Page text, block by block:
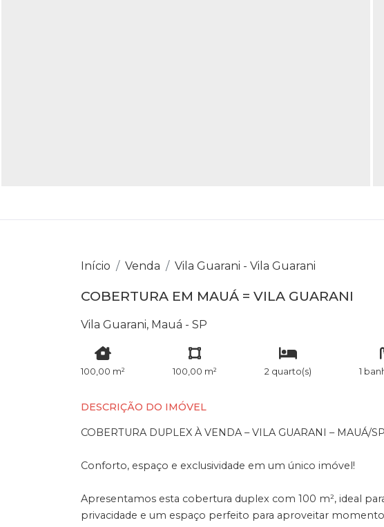
Início Venda Vila Guarani - Vila Guarani
COBERTURA EM MAUÁ = VILA GUARANI
Vila Guarani, Mauá - SP
100,00 m² 100,00 m² 2 quarto(s) 1
DESCRIÇÃO DO IMÓVEL
COBERTURA DUPLEX À VENDA – VILA GUARANI – MAUÁ/SP
Conforto, espaço e exclusividade em um único imóvel!
Apresentamos esta cobertura duplex com 100 m², ideal
privacidade e um espaço perfeito para aproveitar